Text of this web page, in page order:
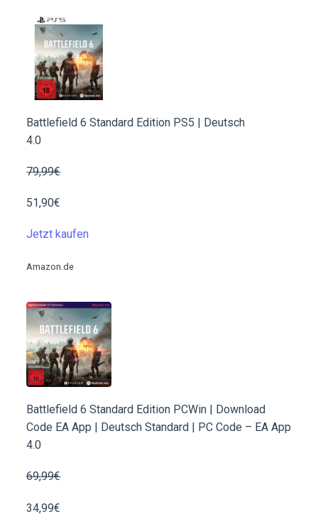
Battlefield 6 Standard Edition PS5 | Deutsch
4.0
79,99€
51,90€
Jetzt kaufen
Amazon.de
Battlefield 6 Standard Edition PCWin | Download
Code EA App | Deutsch Standard | PC Code – EA App
4.0
69,99€
34,99€